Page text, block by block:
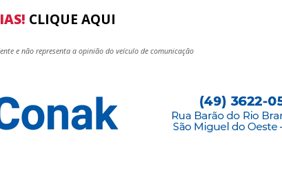
CLIQUE AQUI
e não representa a opinião do veículo de comunicação